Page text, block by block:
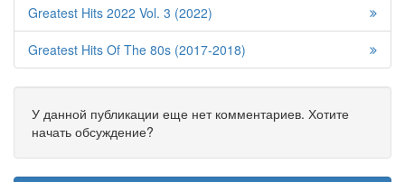
Greatest Hits 2022 Vol. 3 (2022)
Greatest Hits Of The 80s (2017-2018)
У данной публикации еще нет комментариев. Хотите
начать обсуждение?